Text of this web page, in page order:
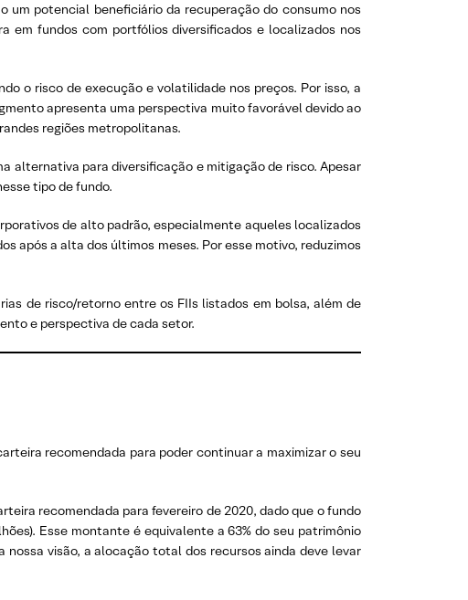
um potencial beneficiário da recuperação do consumo nos
em fundos com portfólios diversificados e localizados nos
o risco de execução e volatilidade nos preços. Por isso, a
apresenta uma perspectiva muito favorável devido ao
regiões metropolitanas.
alternativa para diversificação e mitigação de risco. Apesar
tipo de fundo.
de alto padrão, especialmente aqueles localizados
após a alta dos últimos meses. Por esse motivo, reduzimos
de risco/retorno entre os FIIs listados em bolsa, além de
e perspectiva de cada setor.
recomendada para poder continuar a maximizar o seu
recomendada para fevereiro de 2020, dado que o fundo
Esse montante é equivalente a 63% do seu patrimônio
visão, a alocação total dos recursos ainda deve levar